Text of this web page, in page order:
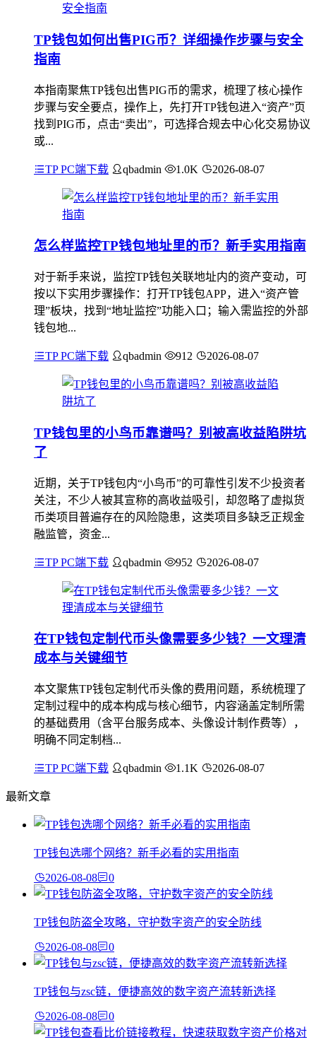
TP钱包如何出售PIG币？详细操作步骤与安全
指南
本指南聚焦TP钱包出售PIG币的需求，梳理了核心操作
步骤与安全要点，操作上，先打开TP钱包进入“资产”页
找到PIG币，点击“卖出”，可选择合规去中心化交易协议
或...
TP PC端下载 qbadmin 1.0K 2026-08-07
怎么样监控TP钱包地址里的币？新手实用指南
对于新手来说，监控TP钱包关联地址内的资产变动，可
按以下实用步骤操作：打开TP钱包APP，进入“资产管
理”板块，找到“地址监控”功能入口；输入需监控的外部
钱包地...
TP PC端下载 qbadmin 912 2026-08-07
TP钱包里的小鸟币靠谱吗？别被高收益陷阱坑
了
近期，关于TP钱包内“小鸟币”的可靠性引发不少投资者
关注，不少人被其宣称的高收益吸引，却忽略了虚拟货
币类项目普遍存在的风险隐患，这类项目多缺乏正规金
融监管，资金...
TP PC端下载 qbadmin 952 2026-08-07
在TP钱包定制代币头像需要多少钱？一文理清
成本与关键细节
本文聚焦TP钱包定制代币头像的费用问题，系统梳理了
定制过程中的成本构成与核心细节，内容涵盖定制所需
的基础费用（含平台服务成本、头像设计制作费等），
明确不同定制档...
TP PC端下载 qbadmin 1.1K 2026-08-07
最新文章
TP钱包选哪个网络？新手必看的实用指南
2026-08-08 0
TP钱包防盗全攻略，守护数字资产的安全防线
2026-08-08 0
TP钱包与zsc链，便捷高效的数字资产流转新选择
2026-08-08 0